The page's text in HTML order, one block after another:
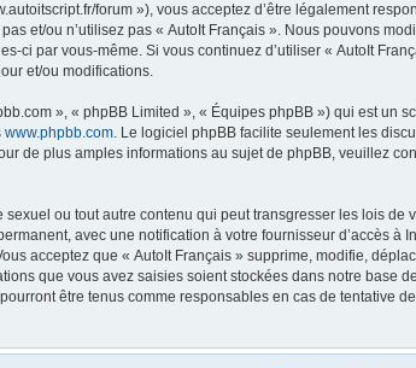
forum »), vous acceptez d’être légalement
et/ou n’utilisez pas « AutoIt Français ». Nous pouvons
ci par vous-même. Si vous continuez d’utiliser « AutoIt
et/ou modifications.
», « phpBB Limited », « Équipes phpBB ») qui est un
www.phpbb.com. Le logiciel phpBB facilite seulement les
de plus amples informations au sujet de phpBB, veuillez
ou tout autre contenu qui peut transgresser les lois de
avec une notification à votre fournisseur d’accès à
acceptez que « AutoIt Français » supprime, modifie,
que vous avez saisies soient stockées dans notre base
être tenus comme responsables en cas de tentative